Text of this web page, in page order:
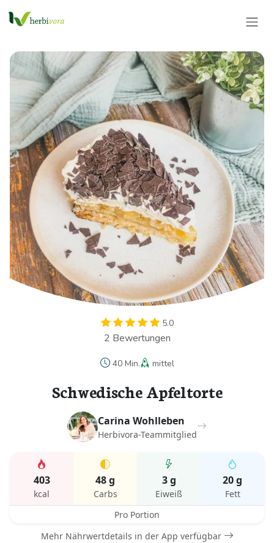
5.0
2 Bewertungen
40 Min. mittel
Schwedische Apfeltorte
Carina Wohlleben
Herbivora-Teammitglied
403
kcal
48 g
Carbs
3 g
Eiweiß
20 g
Fett
Pro Portion
Mehr Nährwertdetails in der App verfügbar